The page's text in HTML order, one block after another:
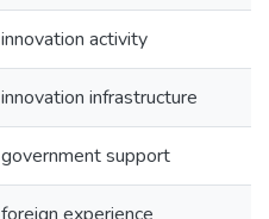
innovation activity
innovation infrastructure
government support